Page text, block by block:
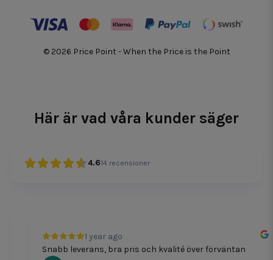
© 2026 Price Point - When the Price is the Point
Här är vad våra kunder säger
4.614 recensioner
1 year ago
Snabb leverans, bra pris och kvalité över förväntan